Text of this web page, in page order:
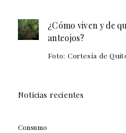
¿Cómo viven y de
anteojos?
Foto: Cortesía de
Noticias recientes
Consumo